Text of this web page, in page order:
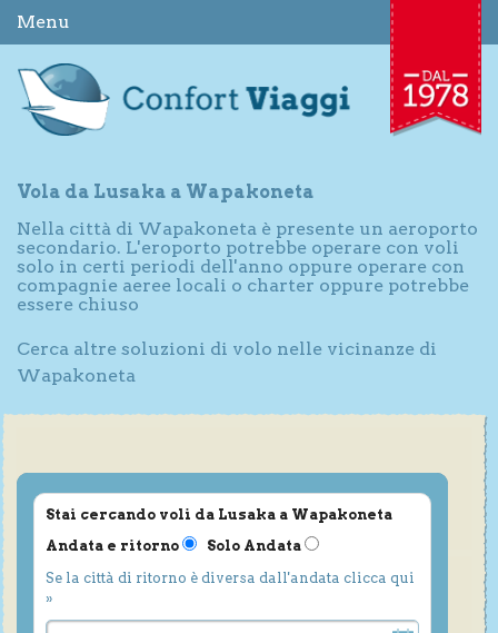
Menu
Vola da Lusaka a Wapakoneta
Nella città di Wapakoneta è presente un aeroporto
secondario. L'eroporto potrebbe operare con voli
solo in certi periodi dell'anno oppure operare con
compagnie aeree locali o charter oppure potrebbe
essere chiuso
Cerca altre soluzioni di volo nelle vicinanze di
Wapakoneta
Stai cercando voli da Lusaka a Wapakoneta
Andata e ritorno
Solo Andata
Se la città di ritorno è diversa dall'andata clicca qui
»